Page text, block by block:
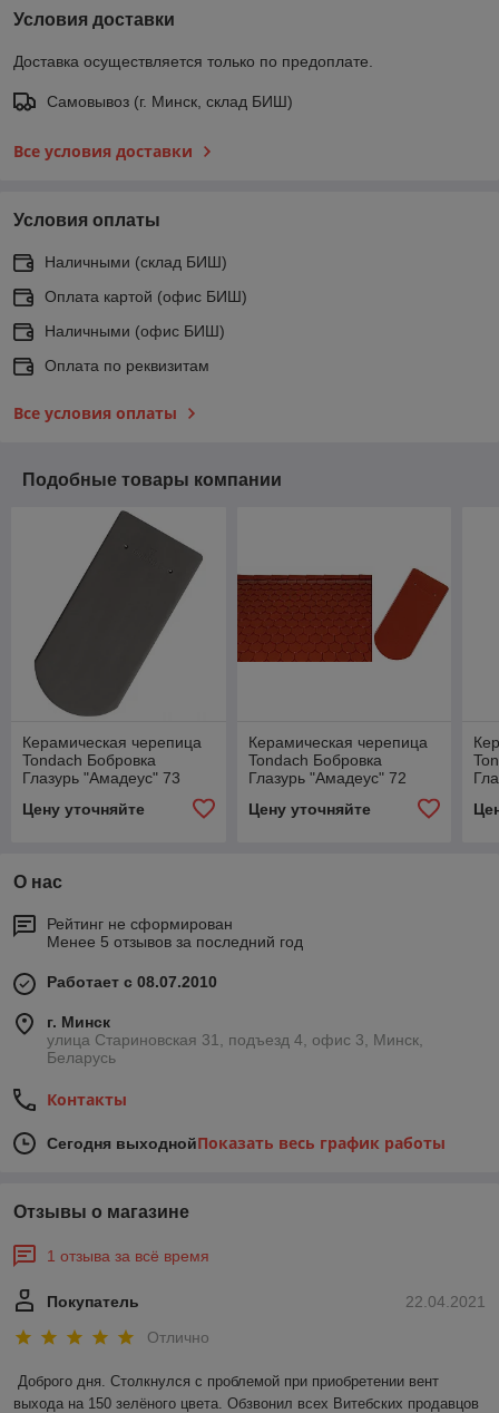
Условия доставки
Доставка осуществляется только по предоплате.
Самовывоз (г. Минск, склад БИШ)
Все условия доставки
Условия оплаты
Наличными (склад БИШ)
Оплата картой (офис БИШ)
Наличными (офис БИШ)
Оплата по реквизитам
Все условия оплаты
Подобные товары компании
Керамическая черепица
Tondach Бобровка
Глазурь "Амадеус" 73
Цену уточняйте
Керамическая черепица
Tondach Бобровка
Глазурь "Амадеус" 72
Цену уточняйте
О нас
Рейтинг не сформирован
Менее 5 отзывов за последний год
Работает с 08.07.2010
г. Минск
улица Стариновская 31, подъезд 4, офис 3, Минск,
Беларусь
Контакты
Сегодня выходнойПоказать весь график работы
Отзывы о магазине
1 отзыва за всё время
22.04.2021
Покупатель
Отлично
Доброго дня. Столкнулся с проблемой при приобретении вент
выхода на 150 зелёного цвета. Обзвонил всех Витебских продавцов